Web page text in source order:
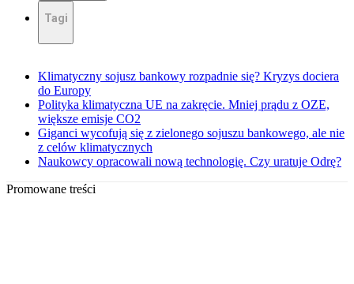
Tagi
Klimatyczny sojusz bankowy rozpadnie się? Kryzys dociera
do Europy
Polityka klimatyczna UE na zakręcie. Mniej prądu z OZE,
większe emisje CO2
Giganci wycofują się z zielonego sojuszu bankowego, ale nie
z celów klimatycznych
Naukowcy opracowali nową technologię. Czy uratuje Odrę?
Promowane treści